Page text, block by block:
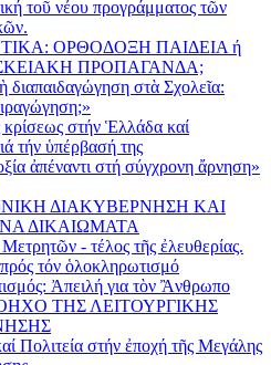
τοῦ νέου προγράμματος τῶν
ΟΡΘΟΔΟΞΗ ΠΑΙΔΕΙΑ ή
ΠΡΟΠΑΓΑΝΔΑ;
διαπαιδαγώγηση στὰ Σχολεῖα:
κρίσεως στήν Ἑλλάδα καί
τήν ὑπέρβασή της
ἀπέναντι στή σύγχρονη ἄρνηση»
ΔΙΑΚΥΒΕΡΝΗΣΗ ΚΑΙ
ΔΙΚΑΙΩΜΑΤΑ
- τέλος τῆς ἐλευθερίας.
τόν ὁλοκληρωτισμό
Ἀπειλή για τὸν Ἂνθρωπο
ΤΗΣ ΛΕΙΤΟΥΡΓΙΚΗΣ
Πολιτεία στήν ἐποχή τῆς Μεγάλης